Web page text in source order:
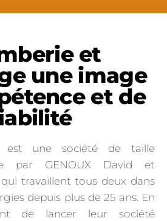
et
une image
et de
est une société de taille
par GENOUX David et
qui travaillent tous deux dans
depuis plus de 25 ans. En
de lancer leur société